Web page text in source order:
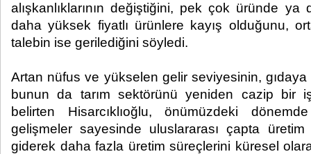
alışkanlıklarının değiştiğini, pek çok üründe
daha yüksek fiyatlı ürünlere kayış olduğunu,
talebin ise gerilediğini söyledi.
Artan nüfus ve yükselen gelir seviyesinin,
bunun da tarım sektörünü yeniden cazip bir
belirten Hisarcıklıoğlu, önümüzdeki
gelişmeler sayesinde uluslararası çapta
giderek daha fazla üretim süreçlerini küresel